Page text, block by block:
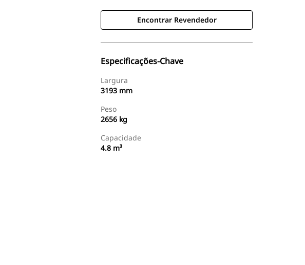
Encontrar Revendedor
Especificações-Chave
Largura
3193 mm
Peso
2656 kg
Capacidade
4.8 m³